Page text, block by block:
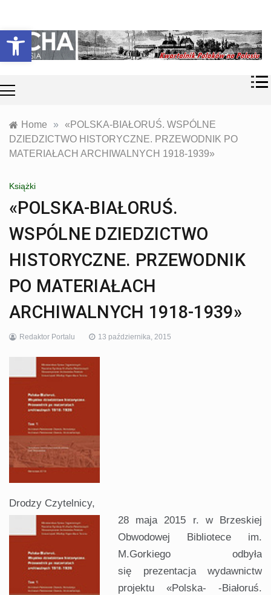
Otwórz pasek narzędzi
content
Echa
Polesia
współczesność
Polaków na
Polesiu.
Home » «POLSKA-BIAŁORUŚ. WSPÓLNE
DZIEDZICTWO HISTORYCZNE. PRZEWODNIK PO
MATERIAŁACH ARCHIWALNYCH 1918-1939»
Książki
«POLSKA-BIAŁORUŚ.
WSPÓLNE DZIEDZICTWO
HISTORYCZNE. PRZEWODNIK
PO MATERIAŁACH
ARCHIWALNYCH 1918-1939»
Redaktor Portalu 13 października, 2015
Drodzy Czytelnicy,
28 maja 2015 r. w Brzeskiej
Obwodowej Bibliotece im.
M.Gorkiego odbyła
się prezentacja wydawnictw
projektu «Polska- -Białoruś.